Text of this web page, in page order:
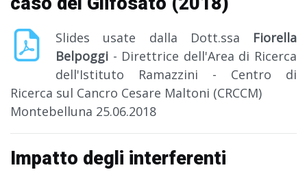
Slides usate dalla Dott.ssa Fiorella
Belpoggi - Direttrice dell'Area di Ricerca
dell'Istituto Ramazzini - Centro di
Ricerca sul Cancro Cesare Maltoni (CRCCM)
Montebelluna 25.06.2018
Impatto degli interferenti